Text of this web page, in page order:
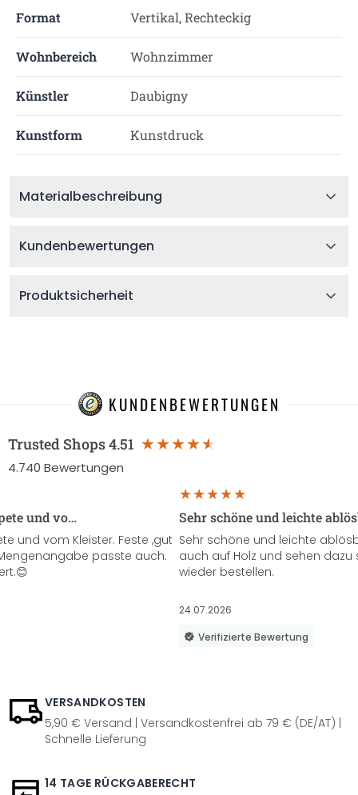
Format Vertikal, Rechteckig
Wohnbereich Wohnzimmer
Künstler Daubigny
Kunstform Kunstdruck
Materialbeschreibung
Kundenbewertungen
Produktsicherheit
KUNDENBEWERTUNGEN
Trusted Shops4.51
4.740 Bewertungen
und vo…
und vom Kleister. Feste ,gut
passte auch.
Sehr schöne und leichte
Sehr schöne und leichte
auch auf Holz und sehen
wieder bestellen.
24.07.2026
Verifizierte Bewertung
VERSANDKOSTEN
5,90 € Versand | Versandkostenfrei ab 79 € (DE/AT) |
Schnelle Lieferung
14 TAGE RÜCKGABERECHT